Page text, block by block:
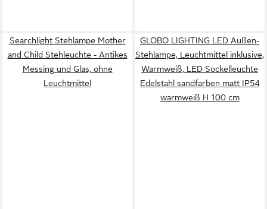
Searchlight Stehlampe Mother
and Child Stehleuchte - Antikes
Messing und Glas, ohne
Leuchtmittel
GLOBO LIGHTING LED Außen-
Stehlampe, Leuchtmittel inklusive,
Warmweiß, LED Sockelleuchte
Edelstahl sandfarben matt IP54
warmweiß H 100 cm